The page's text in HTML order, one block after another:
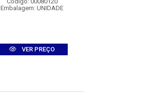
Embalagem: UNIDADE
VER PREÇO